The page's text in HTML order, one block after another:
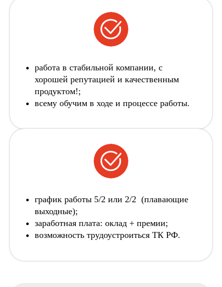
работа в стабильной компании, с
хорошей репутацией и качественным
продуктом!;
​​​​​​​всему обучим в ходе и процессе работы.
график работы 5/2 или 2/2 (плавающие
выходные);
​​​​​​​заработная плата: оклад + премии;
возможность трудоустроиться ТК РФ.